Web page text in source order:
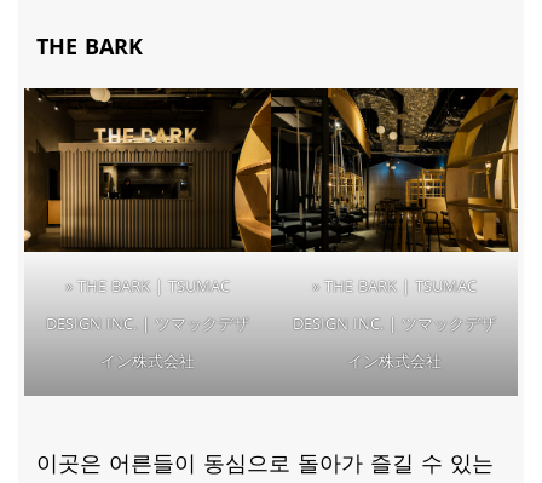
THE BARK
» THE BARK | TSUMAC
DESIGN INC. | ツマックデザ
イン株式会社
» THE BARK | TSUMAC
DESIGN INC. | ツマックデザ
イン株式会社
이곳은 어른들이 동심으로 돌아가 즐길 수 있는